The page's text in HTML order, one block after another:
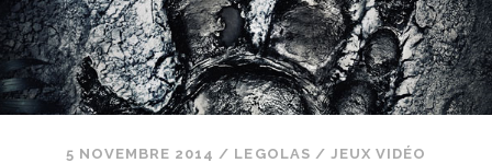
5 NOVEMBRE 2014 / LEGOLAS / JEUX VIDÉO